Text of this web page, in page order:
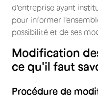
d'entreprise ayant
pour informer
possibilité et de ses
Modification
ce qu'il faut
Procédure de